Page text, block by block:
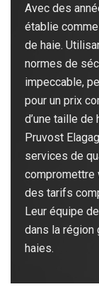
Avec des
établie
de haie.
normes de
impeccable,
pour un prix
d’une taille de
Pruvost
services de
compromettre
des tarifs
Leur équipe
dans la région
haies.